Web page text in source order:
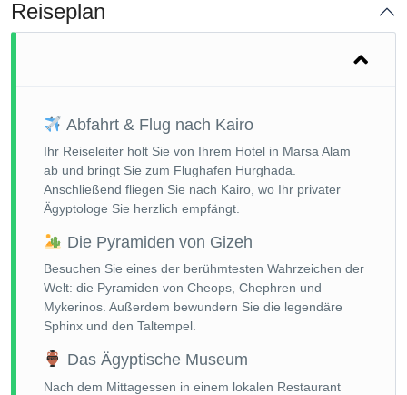
Reiseplan
Abfahrt & Flug nach Kairo
Ihr Reiseleiter holt Sie von Ihrem Hotel in Marsa Alam
ab und bringt Sie zum Flughafen Hurghada.
Anschließend fliegen Sie nach Kairo, wo Ihr privater
Ägyptologe Sie herzlich empfängt.
Die Pyramiden von Gizeh
Besuchen Sie eines der berühmtesten Wahrzeichen der
Welt: die Pyramiden von Cheops, Chephren und
Mykerinos. Außerdem bewundern Sie die legendäre
Sphinx und den Taltempel.
Das Ägyptische Museum
Nach dem Mittagessen in einem lokalen Restaurant